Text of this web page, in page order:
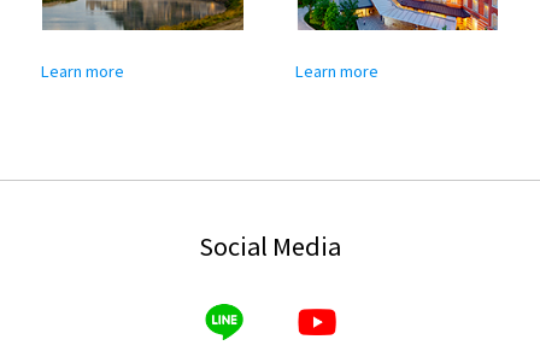
Learn more Learn more
Social Media